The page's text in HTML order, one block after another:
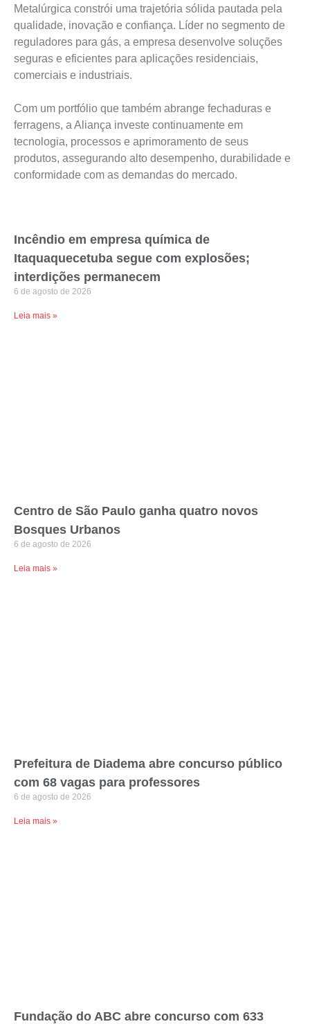
Metalúrgica constrói uma trajetória sólida pautada pela
qualidade, inovação e confiança. Líder no segmento de
reguladores para gás, a empresa desenvolve soluções
seguras e eficientes para aplicações residenciais,
comerciais e industriais.
Com um portfólio que também abrange fechaduras e
ferragens, a Aliança investe continuamente em
tecnologia, processos e aprimoramento de seus
produtos, assegurando alto desempenho, durabilidade e
conformidade com as demandas do mercado.
Incêndio em empresa química de
Itaquaquecetuba segue com explosões;
interdições permanecem
6 de agosto de 2026
Leia mais »
Centro de São Paulo ganha quatro novos
Bosques Urbanos
6 de agosto de 2026
Leia mais »
Prefeitura de Diadema abre concurso público
com 68 vagas para professores
6 de agosto de 2026
Leia mais »
Fundação do ABC abre concurso com 633